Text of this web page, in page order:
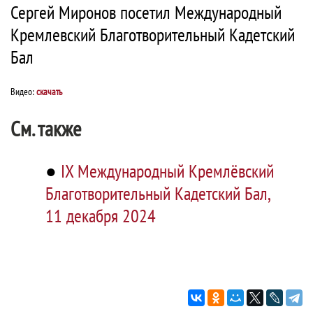
Сергей Миронов посетил Международный
Кремлевский Благотворительный Кадетский
Бал
Видео:скачать
См. также
● IX Международный Кремлёвский
Благотворительный Кадетский Бал,
11 декабря 2024